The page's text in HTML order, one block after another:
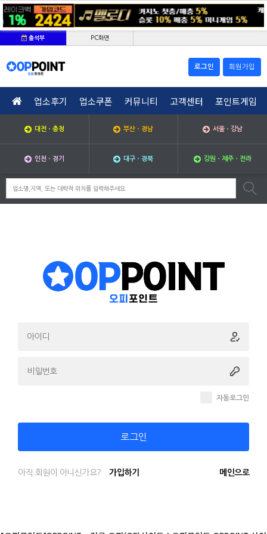
출석부 PC화면
로그인 회원가입
업소후기 업소쿠폰 커뮤니티 고객센터 포인트게임
대전ㆍ충청 부산ㆍ경남 서울ㆍ강남
인천ㆍ경기 대구ㆍ경북 강원ㆍ제주ㆍ전라
자동로그인
로그인
아직 회원이 아니신가요? 가입하기 메인으로